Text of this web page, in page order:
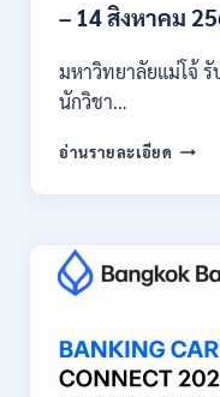
2569
– 14 สิงหาคม
มหาวิทยาลัยแม่โจ้
นักวิชา…
อ่านรายละเอียด มหาวิ
โจ้
เปิด
รับ
สมัคร
ปริญ
ตรี
ทุก